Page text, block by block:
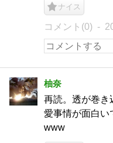
ナイス
コメント(0)
柚奈
再読。透が巻き
愛事情が面白い
www